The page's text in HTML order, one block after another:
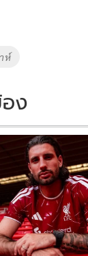
ห์
ง